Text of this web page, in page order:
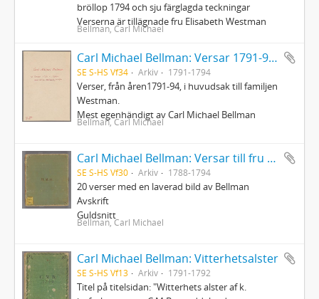
bröllop 1794 och sju färglagda teckningar
Verserna är tillägnade fru Elisabeth Westman
Bellman, Carl Michael
Carl Michael Bellman: Versar 1791-94, mest till Westmanska familjen
SE S-HS Vf34 Arkiv 1791-1794
Verser, från åren1791-94, i huvudsak till familjen
Westman.
Mest egenhändigt av Carl Michael Bellman
Bellman, Carl Michael
Carl Michael Bellman: Versar till fru Helena Qviding och medlemmar af hennes familj, 1788-1794
SE S-HS Vf30 Arkiv 1788-1794
20 verser med en laverad bild av Bellman
Avskrift
Guldsnitt
Bellman, Carl Michael
Carl Michael Bellman: Vitterhetsalster
SE S-HS Vf13 Arkiv 1791-1792
Titel på titelsidan: "Witterhets alster af k.